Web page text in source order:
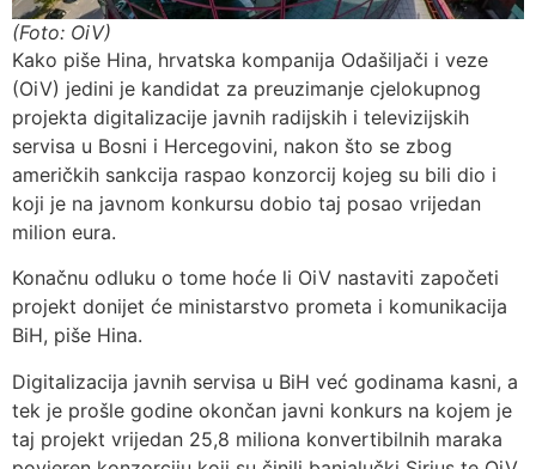
(Foto: OiV)
Kako piše Hina, hrvatska kompanija Odašiljači i veze
(OiV) jedini je kandidat za preuzimanje cjelokupnog
projekta digitalizacije javnih radijskih i televizijskih
servisa u Bosni i Hercegovini, nakon što se zbog
američkih sankcija raspao konzorcij kojeg su bili dio i
koji je na javnom konkursu dobio taj posao vrijedan
milion eura.
Konačnu odluku o tome hoće li OiV nastaviti započeti
projekt donijet će ministarstvo prometa i komunikacija
BiH, piše Hina.
Digitalizacija javnih servisa u BiH već godinama kasni, a
tek je prošle godine okončan javni konkurs na kojem je
taj projekt vrijedan 25,8 miliona konvertibilnih maraka